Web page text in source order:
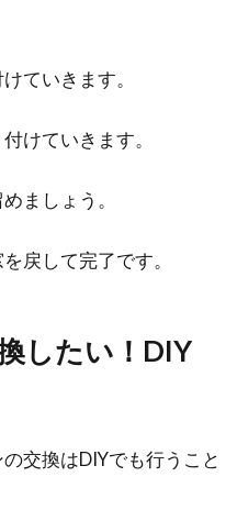
ていきます。
けていきます。
ましょう。
戻して完了です。
したい！DIY
交換はDIYでも行うこと